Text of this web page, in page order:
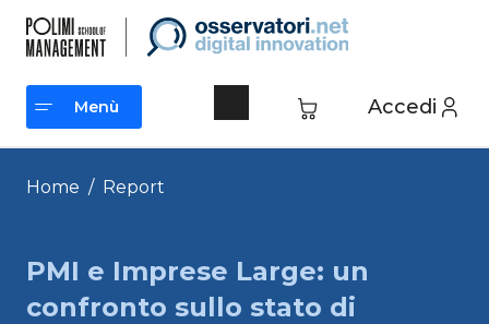
contenuto
Accedi
Menù
Menù
Home / Report
PMI e Imprese Large: un
confronto sullo stato di